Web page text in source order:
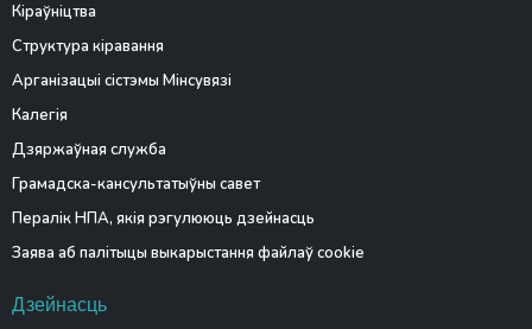
Кіраўніцтва
Структура кіравання
Арганізацыі сістэмы Мінсувязі
Калегія
Дзяржаўная служба
Грамадска-кансультатыўны савет
Пералік НПА, якія рэгулююць дзейнасць
Заява аб палітыцы выкарыстання файлаў cookie
Дзейнасць